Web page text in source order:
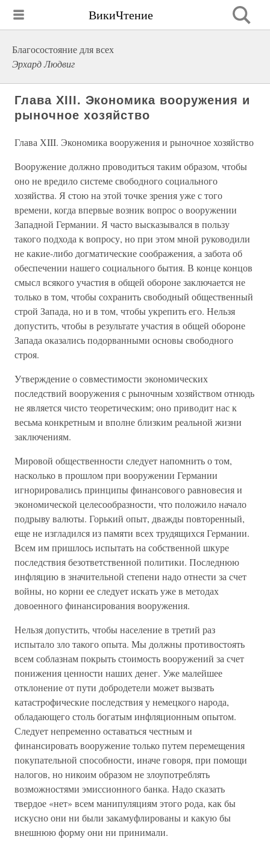
ВикиЧтение
Благосостояние для всех
Эрхард Людвиг
Глава ХIII. Экономика вооружения и
рыночное хозяйство
Глава ХIII. Экономика вооружения и рыночное хозяйство
Вооружение должно проводиться таким образом, чтобы
оно не вредило системе свободного социального
хозяйства. Я стою на этой точке зрения уже с того
времени, когда впервые возник вопрос о вооружении
Западной Германии. Я часто высказывался в пользу
такого подхода к вопросу, но при этом мной руководили
не какие-либо догматические соображения, а забота об
обеспечении нашего социального бытия. В конце концов
смысл всякого участия в общей обороне заключается не
только в том, чтобы сохранить свободный общественный
строй Запада, но и в том, чтобы укрепить его. Нельзя
допустить, чтобы в результате участия в общей обороне
Запада оказались подорванными основы свободного
строя.
Утверждение о совместимости экономических
последствий вооружения с рыночным хозяйством отнюдь
не является чисто теоретическим; оно приводит нас к
весьма конкретным и вполне близким реальной жизни
заключениям.
Мировой общественности следует напомнить о том,
насколько в прошлом при вооружении Германии
игнорировались принципы финансового равновесия и
экономической целесообразности, что положило начало
подрыву валюты. Горький опыт, дважды повторенный,
еще не изгладился из памяти всех трудящихся Германии.
Всем им пришлось испытать на собственной шкуре
последствия безответственной политики. Последнюю
инфляцию в значительной степени надо отнести за счет
войны, но корни ее следует искать уже в методах
довоенного финансирования вооружения.
Нельзя допустить, чтобы население в третий раз
испытало зло такого опыта. Мы должны противостоять
всем соблазнам покрыть стоимость вооружений за счет
понижения ценности наших денег. Уже малейшее
отклонение от пути добродетели может вызвать
катастрофические последствия у немецкого народа,
обладающего столь богатым инфляционным опытом.
Следует непременно оставаться честным и
финансировать вооружение только путем перемещения
покупательной способности, иначе говоря, при помощи
налогов, но никоим образом не злоупотреблять
возможностями эмиссионного банка. Надо сказать
твердое «нет» всем манипуляциям этого рода, как бы
искусно они ни были закамуфлированы и какую бы
внешнюю форму они ни принимали.